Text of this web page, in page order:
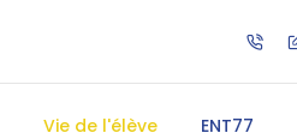
Vie de l'élève ENT77